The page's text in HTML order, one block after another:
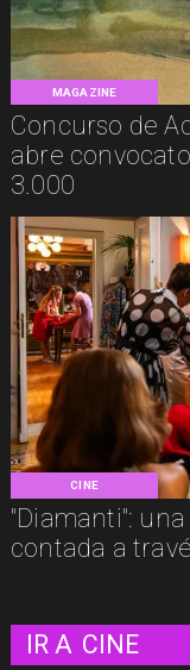
MAGAZINE
Concurso de
abre
3.000
CINE
"Diamanti":
contada a
IR A CINE